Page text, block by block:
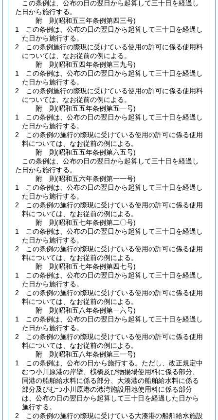
この条例は、公布の日の翌日から起算して三十日を経過し
た日から施行する。
附 則(昭和五三年条例第四三号)
1
この条例は、公布の日の翌日から起算して三十日を経過し
た日から施行する。
2
この条例施行の際現に受けている使用の許可に係る使用料
については、なお従前の例による。
附 則(昭和五四年条例第三九号)
1
この条例は、公布の日の翌日から起算して三十日を経過し
た日から施行する。
2
この条例施行の際現に受けている使用の許可に係る使用料
については、なお従前の例による。
附 則(昭和五五年条例第五一号)
1
この条例は、公布の日の翌日から起算して三十日を経過し
た日から施行する。
2
この条例の施行の際現に受けている使用の許可に係る使用
料については、なお従前の例による。
附 則(昭和五五年条例第六五号)
この条例は、公布の日の翌日から起算して三十日を経過し
た日から施行する。
附 則(昭和五六年条例第一一号)
1
この条例は、公布の日の翌日から起算して三十日を経過し
た日から施行する。
2
この条例の施行の際現に受けている使用の許可に係る使用
料については、なお従前の例による。
附 則(昭和五七年条例第二〇号)
1
この条例は、公布の日の翌日から起算して三十日を経過し
た日から施行する。
2
この条例の施行の際現に受けている使用の許可に係る使用
料については、なお従前の例による。
附 則(昭和五七年条例第四七号)
1
この条例は、公布の日の翌日から起算して三十日を経過し
た日から施行する。
2
この条例の施行の際現に受けている使用の許可に係る使用
料については、なお従前の例による。
附 則(昭和五八年条例第一六号)
1
この条例は、公布の日の翌日から起算して三十日を経過し
た日から施行する。
2
この条例の施行の際現に受けている使用の許可に係る使用
料については、なお従前の例による。
附 則(昭和五八年条例第三一号)
1
この条例は、公布の日から施行する。 ただし、改正規定中
むつ小川原港の岸壁、桟橋及び物揚場使用料に係る部分、
同港の船舶給水料に係る部分、大湊港の船舶給水料に係る
部分及びむつ小川原港の港湾施設用地使用料に係る部分
は、公布の日の翌日から起算して三十日を経過した日から
施行する。
2
この条例の施行の際現に受けている大湊港の船舶給水施設